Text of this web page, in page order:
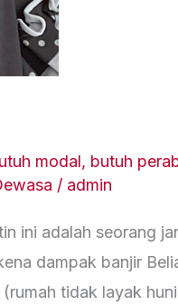
modal, butuh
/ admin
ini adalah seorang
dampak banjir
tidak layak